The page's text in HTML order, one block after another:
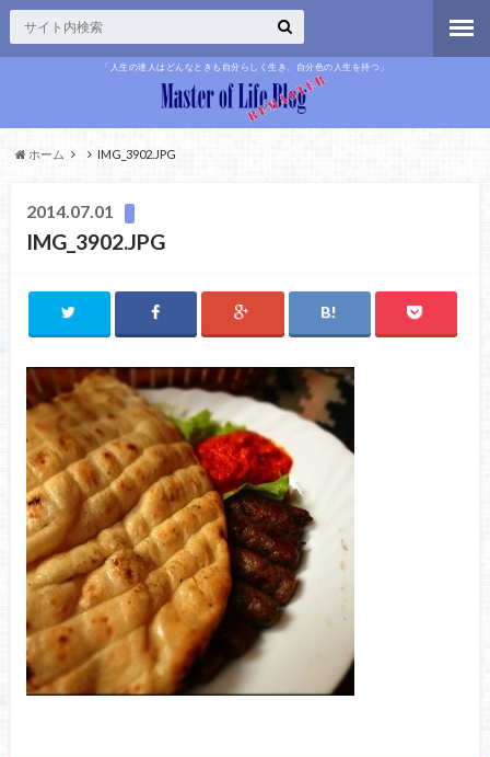
「人生の達人はどんなときも自分らしく生き、自分色の人生を持つ」
ホーム IMG_3902.JPG
2014.07.01
IMG_3902.JPG